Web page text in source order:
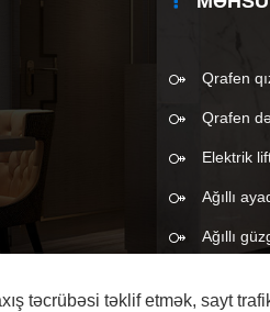
Qrafen
Qrafen
Elektrik
Ağıllı
Ağıllı
təcrübəsi təklif etmək, sayt